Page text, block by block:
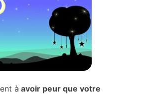
à avoir peur que votre